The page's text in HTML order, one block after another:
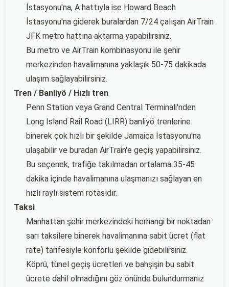
İstasyonu'na, A hattıyla ise Howard Beach
İstasyonu'na giderek buralardan 7/24 çalışan AirTrain
JFK metro hattına aktarma yapabilirsiniz.
Bu metro ve AirTrain kombinasyonu ile şehir
merkezinden havalimanına yaklaşık 50-75 dakikada
ulaşım sağlayabilirsiniz.
Tren / Banliyö / Hızlı tren
Penn Station veya Grand Central Terminali'nden
Long Island Rail Road (LIRR) banliyö trenlerine
binerek çok hızlı bir şekilde Jamaica İstasyonu'na
ulaşabilir ve buradan AirTrain'e geçiş yapabilirsiniz.
Bu seçenek, trafiğe takılmadan ortalama 35-45
dakika içinde havalimanına ulaşmanızı sağlayan en
hızlı raylı sistem rotasıdır.
Taksi
Manhattan şehir merkezindeki herhangi bir noktadan
sarı taksilere binerek havalimanına sabit ücret (flat
rate) tarifesiyle konforlu şekilde gidebilirsiniz.
Köprü, tünel geçiş ücretleri ve bahşişin bu sabit
ücrete dahil olmadığını göz önünde bulundurmanız